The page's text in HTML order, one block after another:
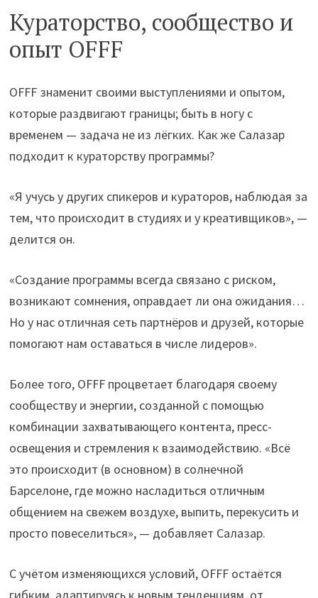
Кураторство, сообщество и
опыт OFFF
OFFF знаменит своими выступлениями и опытом,
которые раздвигают границы; быть в ногу с
временем — задача не из лёгких. Как же Салазар
подходит к кураторству программы?
«Я учусь у других спикеров и кураторов, наблюдая за
тем, что происходит в студиях и у креативщиков», —
делится он.
«Создание программы всегда связано с риском,
возникают сомнения, оправдает ли она ожидания…
Но у нас отличная сеть партнёров и друзей, которые
помогают нам оставаться в числе лидеров».
Более того, OFFF процветает благодаря своему
сообществу и энергии, созданной с помощью
комбинации захватывающего контента, пресс-
освещения и стремления к взаимодействию. «Всё
это происходит (в основном) в солнечной
Барселоне, где можно насладиться отличным
общением на свежем воздухе, выпить, перекусить и
просто повеселиться», — добавляет Салазар.
С учётом изменяющихся условий, OFFF остаётся